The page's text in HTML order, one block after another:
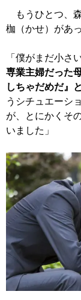
もうひとつ、
枷（かせ）があ
「僕がまだ小さ
専業主婦だった
しちゃだめだ』
うシチュエーシ
が、とにかくそ
いました」